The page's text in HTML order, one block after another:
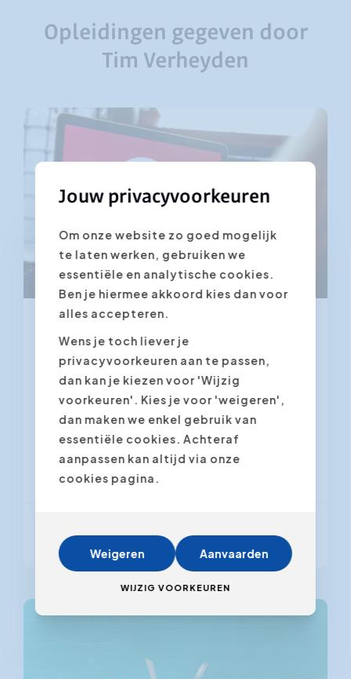
Opleidingen gegeven door
Tim Verheyden
Video Marketing
4.2
Video is hét middel om je bedrijf,
dienst, product en jezelf krachtig in
de verf te zetten. Video is
overtuigend, omdat het de kijker...
Lees meer
Jouw privacyvoorkeuren
Om onze website zo goed mogelijk
te laten werken, gebruiken we
essentiële en analytische cookies.
Ben je hiermee akkoord kies dan voor
alles accepteren.
Wens je toch liever je
privacyvoorkeuren aan te passen,
dan kan je kiezen voor 'Wijzig
voorkeuren'. Kies je voor 'weigeren',
dan maken we enkel gebruik van
essentiële cookies. Achteraf
aanpassen kan altijd via onze
cookies pagina.
Weigeren Aanvaarden
WIJZIG VOORKEUREN